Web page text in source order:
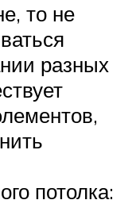
то не
разных
потолка: